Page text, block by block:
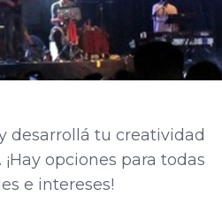
desarrollá tu creatividad
opciones para todas
e intereses!